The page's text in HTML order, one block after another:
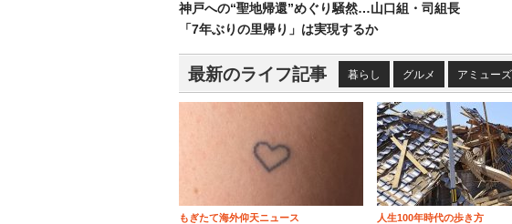
神戸への“聖地帰還”めぐり騒然…山口組・司組長
「7年ぶりの里帰り」は実現するか
最新のライフ記事 暮らし グルメ アミュー
もぎたて海外仰天ニュース 人生100年時代の歩き方